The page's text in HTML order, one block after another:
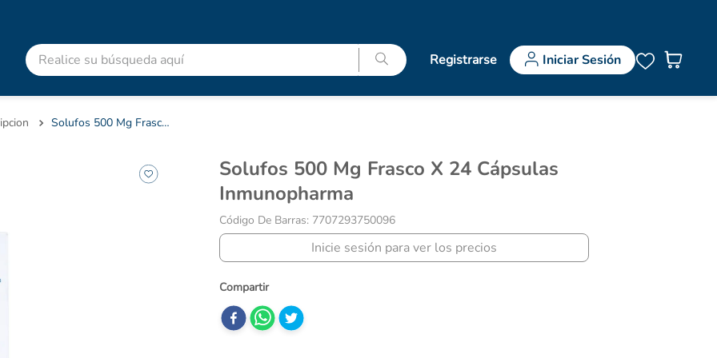
Realice su búsqueda aquí
Registrarse Iniciar Sesión
Solufos 500 Mg Frasco X 24 Cápsulas Inmunopharma
Solufos 500 Mg Frasco X 24 Cápsulas
Inmunopharma
Código De Barras: 7707293750096
Inicie sesión para ver los precios
advitabs